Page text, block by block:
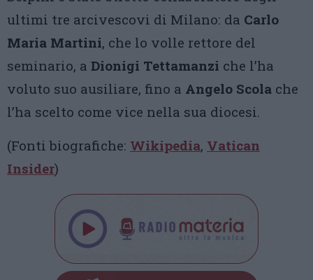
ultimi tre arcivescovi di Milano: da Carlo
Maria Martini, che lo volle rettore del
seminario, a Dionigi Tettamanzi che l’ha
voluto suo ausiliare, fino a Angelo Scola che
l’ha scelto come vice nella sua diocesi.
(Fonti biografiche: Wikipedia, Vatican
Insider)